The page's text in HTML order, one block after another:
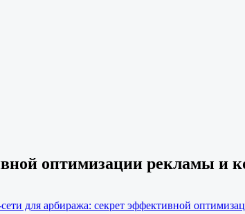
оптимизации рекламы и
для арбиража: секрет эффективной